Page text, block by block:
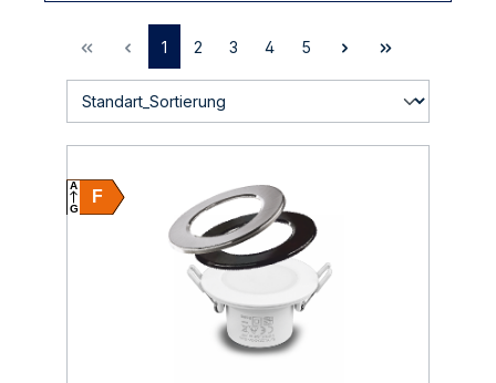
1 2 3 4 5
F
A
G